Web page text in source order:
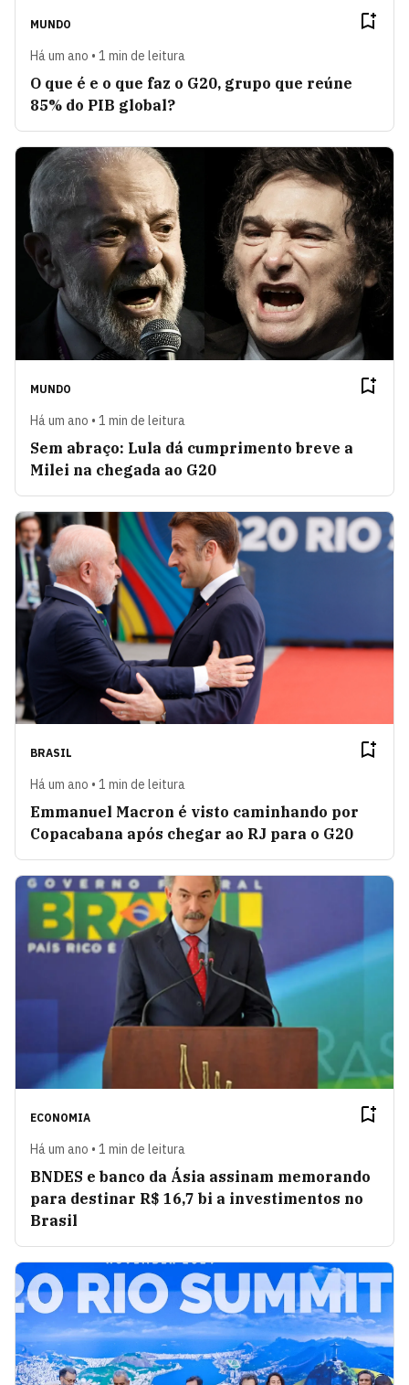
MUNDO
Há um ano • 1 min de leitura
O que é e o que faz o G20, grupo que reúne
85% do PIB global?
MUNDO
Há um ano • 1 min de leitura
Sem abraço: Lula dá cumprimento breve a
Milei na chegada ao G20
BRASIL
Há um ano • 1 min de leitura
Emmanuel Macron é visto caminhando por
Copacabana após chegar ao RJ para o G20
ECONOMIA
Há um ano • 1 min de leitura
BNDES e banco da Ásia assinam memorando
para destinar R$ 16,7 bi a investimentos no
Brasil